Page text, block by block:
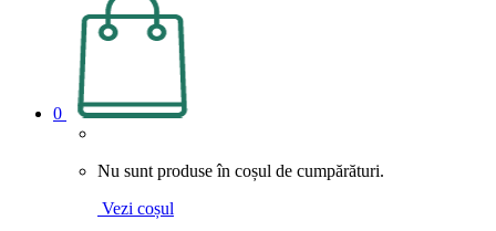
0
Nu sunt produse în coșul de cumpărături.
Vezi coșul